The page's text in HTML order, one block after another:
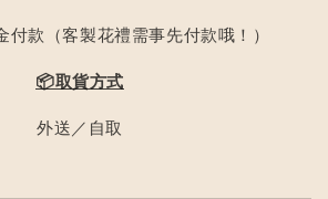
付款（客製花禮需事先付款哦！）
📦取貨方式
外送／自取